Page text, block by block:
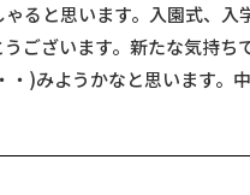
ると思います。入園式、
ございます。新たな気持
)みようかなと思います。中